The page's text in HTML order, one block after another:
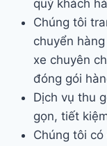
quý khách
Chúng tôi
chuyển
xe chuyên
đóng gói
Dịch vụ thu
gọn, tiết
Chúng tôi